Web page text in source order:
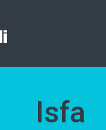
Isfa